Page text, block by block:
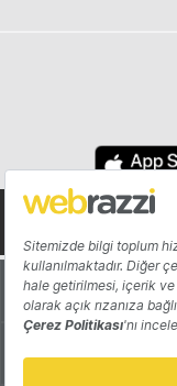
Hakkında
Katkıda Bulun